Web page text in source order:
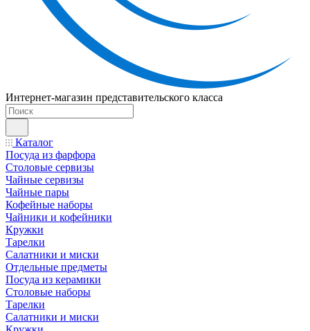
Интернет-магазин представительского класса
Каталог
Посуда из фарфора
Столовые сервизы
Чайные сервизы
Чайные пары
Кофейные наборы
Чайники и кофейники
Кружки
Тарелки
Салатники и миски
Отдельные предметы
Посуда из керамики
Столовые наборы
Тарелки
Салатники и миски